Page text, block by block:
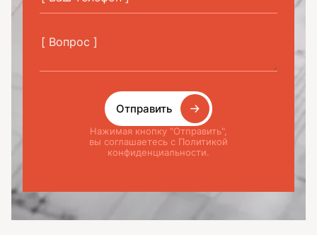
Отправить
Нажимая кнопку "Отправить",
вы соглашаетесь с Политикой
конфиденциальности.